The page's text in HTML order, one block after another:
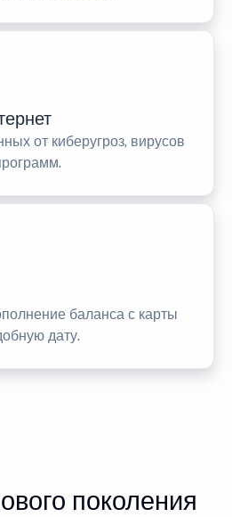
от киберугроз, вирусов
баланса с карты
дату.
поколения